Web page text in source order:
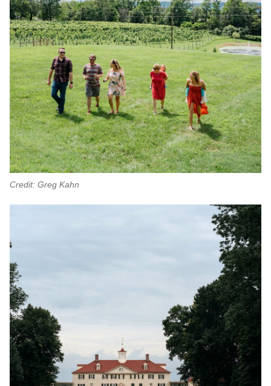
Credit: Greg Kahn